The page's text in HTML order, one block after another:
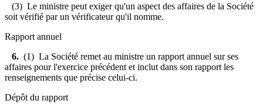
(3) Le ministre peut exiger qu'un aspect des affaires de la Société
soit vérifié par un vérificateur qu'il nomme.
Rapport annuel
6. (1) La Société remet au ministre un rapport annuel sur ses
affaires pour l'exercice précédent et inclut dans son rapport les
renseignements que précise celui-ci.
Dépôt du rapport